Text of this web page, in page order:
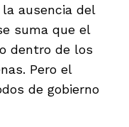
ausencia del
suma que el
dentro de los
Pero el
de gobierno